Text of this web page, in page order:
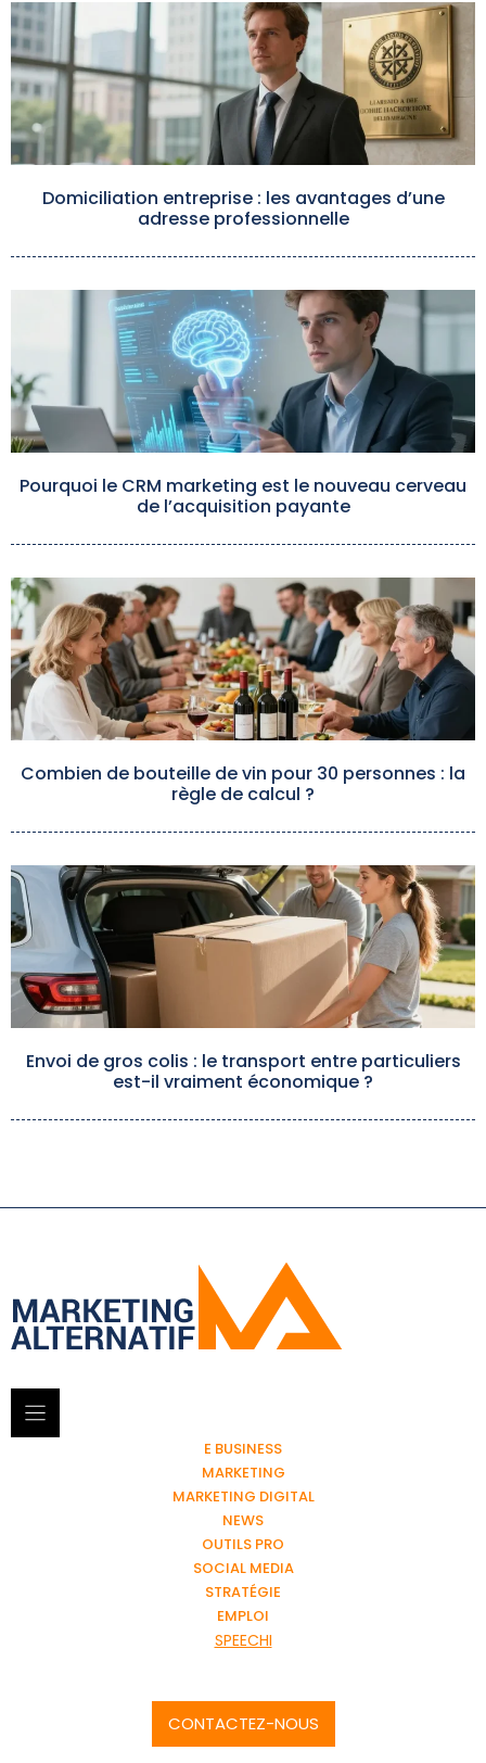
Domiciliation entreprise : les avantages d’une
adresse professionnelle
Pourquoi le CRM marketing est le nouveau cerveau
de l’acquisition payante
Combien de bouteille de vin pour 30 personnes : la
règle de calcul ?
Envoi de gros colis : le transport entre particuliers
est-il vraiment économique ?
E BUSINESS
MARKETING
MARKETING DIGITAL
NEWS
OUTILS PRO
SOCIAL MEDIA
STRATÉGIE
EMPLOI
SPEECHI
CONTACTEZ-NOUS